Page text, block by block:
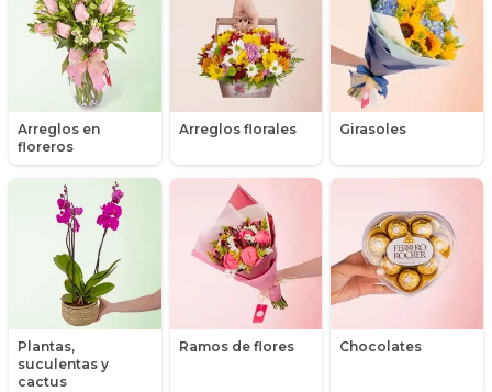
Arreglos en
floreros
Arreglos florales Girasoles
Plantas,
suculentas y
cactus
Ramos de flores Chocolates
Flores y Regalos de Navidad
Gerberas
Girasoles
Globos
Graduación
Hipericum
Libros